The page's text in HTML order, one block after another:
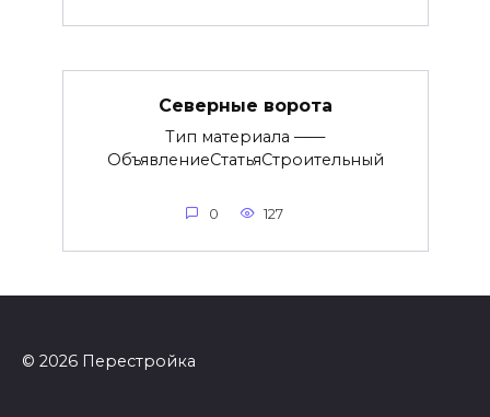
Северные ворота
Тип материала ——
ОбъявлениеСтатьяСтроительный
0 127
© 2026 Перестройка